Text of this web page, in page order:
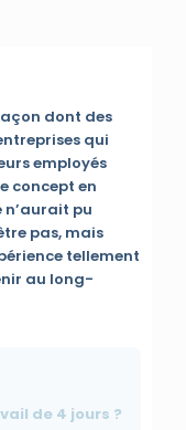
dont des
qui
employés
concept en
n’aurait pu
pas, mais
tellement
au long-
de 4 jours ?